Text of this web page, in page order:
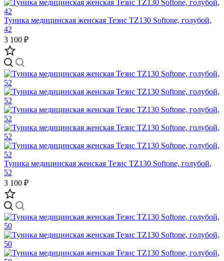
Туника медицинская женская Тезис TZ130 Softone, голубой,
42
3 100 ₽
Туника медицинская женская Тезис TZ130 Softone, голубой,
52
3 100 ₽